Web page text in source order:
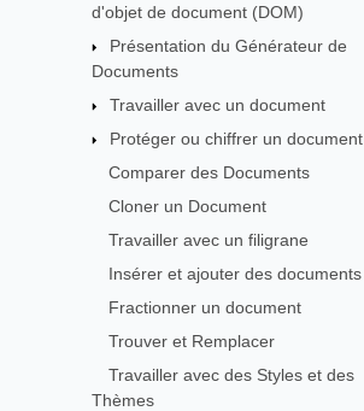
d'objet de document (DOM)
Présentation du Générateur de
Documents
Travailler avec un document
Protéger ou chiffrer un document
Comparer des Documents
Cloner un Document
Travailler avec un filigrane
Insérer et ajouter des documents
Fractionner un document
Trouver et Remplacer
Travailler avec des Styles et des
Thèmes